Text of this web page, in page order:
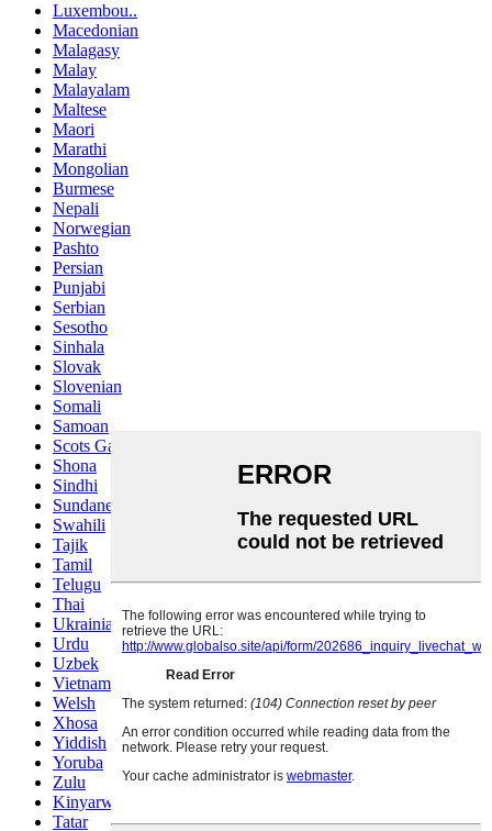
Luxembou..
Macedonian
Malagasy
Malay
Malayalam
Maltese
Maori
Marathi
Mongolian
Burmese
Nepali
Norwegian
Pashto
Persian
Punjabi
Serbian
Sesotho
Sinhala
Slovak
Slovenian
Somali
Samoan
Scots Gaelic
Shona
Sindhi
Sundanese
Swahili
Tajik
Tamil
Telugu
Thai
Ukrainian
Urdu
Uzbek
Vietnamese
Welsh
Xhosa
Yiddish
Yoruba
Zulu
Kinyarwanda
Tatar